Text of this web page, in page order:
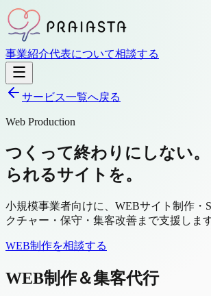
事業紹介代表について相談する
サービス一覧へ戻る
Web Production
つくって終わりにしない
られるサイトを。
小規模事業者向けに、WEBサイト制作・
クチャー・保守・集客改善まで支援します
WEB制作を相談する
WEB制作＆集客代行